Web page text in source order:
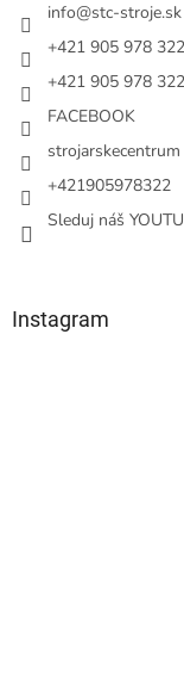
info@stc-stroje.sk
+421 905 978 322
+421 905 978 322
FACEBOOK
strojarskecentrum
+421905978322
Sleduj náš
Instagram